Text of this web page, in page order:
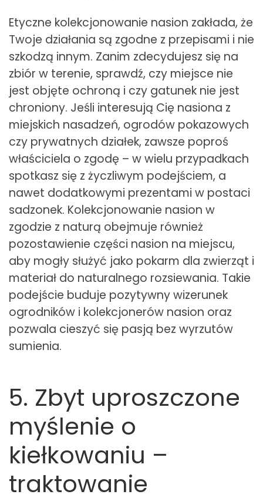
Etyczne kolekcjonowanie nasion zakłada, że
Twoje działania są zgodne z przepisami i nie
szkodzą innym. Zanim zdecydujesz się na
zbiór w terenie, sprawdź, czy miejsce nie
jest objęte ochroną i czy gatunek nie jest
chroniony. Jeśli interesują Cię nasiona z
miejskich nasadzeń, ogrodów pokazowych
czy prywatnych działek, zawsze poproś
właściciela o zgodę – w wielu przypadkach
spotkasz się z życzliwym podejściem, a
nawet dodatkowymi prezentami w postaci
sadzonek. Kolekcjonowanie nasion w
zgodzie z naturą obejmuje również
pozostawienie części nasion na miejscu,
aby mogły służyć jako pokarm dla zwierząt i
materiał do naturalnego rozsiewania. Takie
podejście buduje pozytywny wizerunek
ogrodników i kolekcjonerów nasion oraz
pozwala cieszyć się pasją bez wyrzutów
sumienia.
5. Zbyt uproszczone
myślenie o
kiełkowaniu –
traktowanie